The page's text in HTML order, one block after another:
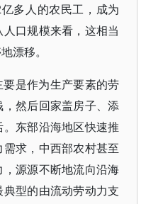
多人的农民工，成为
口规模来看，这相当
漂移。
是作为生产要素的劳
然后回家盖房子、添
东部沿海地区快速推
求，中西部农村甚至
源源不断地流向沿海
型的由流动劳动力支